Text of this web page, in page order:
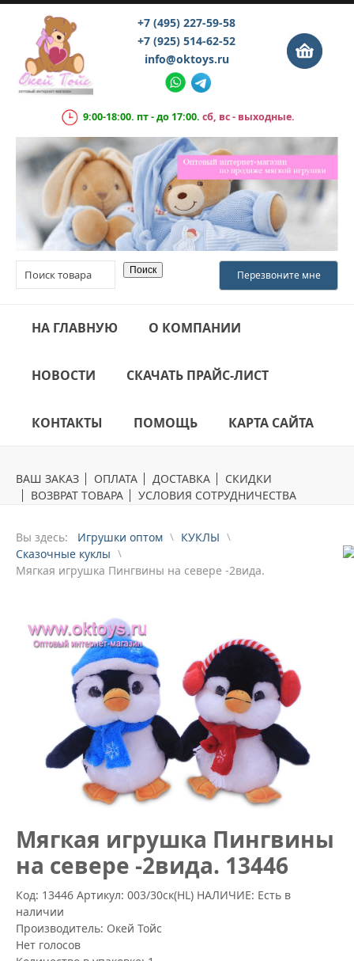
+7 (495) 227-59-58
+7 (925) 514-62-52
info@oktoys.ru
9:00-18:00. пт - до 17:00. сб, вс - выходные.
НА ГЛАВНУЮ О КОМПАНИИ
НОВОСТИ СКАЧАТЬ ПРАЙС-ЛИСТ
КОНТАКТЫ ПОМОЩЬ КАРТА САЙТА
ВАШ ЗАКАЗ ОПЛАТА ДОСТАВКА
СКИДКИ
ВОЗВРАТ ТОВАРА
УСЛОВИЯ СОТРУДНИЧЕСТВА
Вы здесь: Игрушки оптом
КУКЛЫ
Сказочные куклы
Mягкая игрушка Пингвины на севере -2вида.
Mягкая игрушка Пингвины
на севере -2вида. 13446
Код: 13446 Артикул: 003/30ск(HL) НАЛИЧИЕ: Есть в
наличии
Производитель: Окей Тойс
Нет голосов